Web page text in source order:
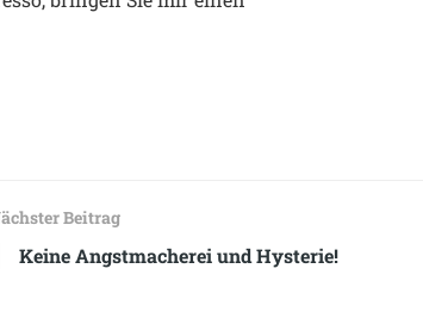
Beitrag
Keine Angstmacherei und Hysterie!